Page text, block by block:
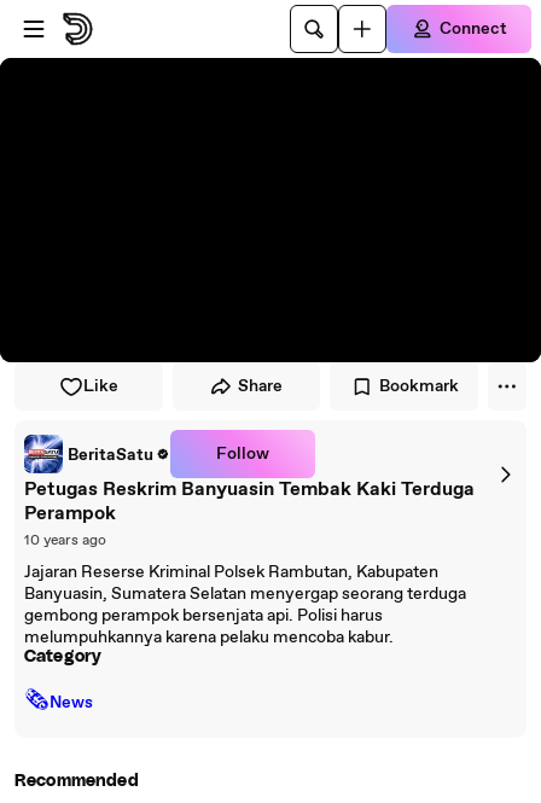
Skip to player
Skip to main content
Connect
Like Share Bookmark
BeritaSatu Follow
Petugas Reskrim Banyuasin Tembak Kaki Terduga
Perampok
10 years ago
Jajaran Reserse Kriminal Polsek Rambutan, Kabupaten
Banyuasin, Sumatera Selatan menyergap seorang terduga
gembong perampok bersenjata api. Polisi harus
melumpuhkannya karena pelaku mencoba kabur.
Category
🗞News
Recommended